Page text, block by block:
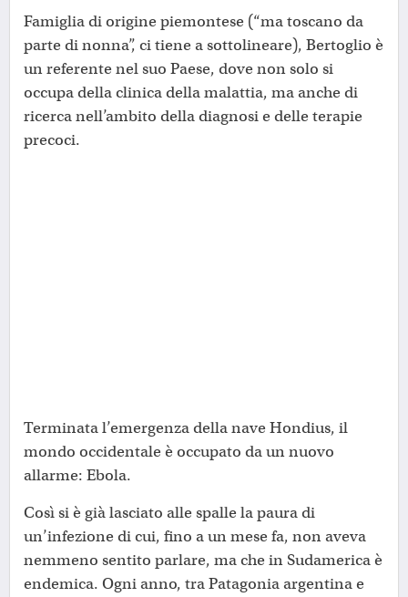
Famiglia di origine piemontese (“ma toscano da
parte di nonna”, ci tiene a sottolineare), Bertoglio è
un referente nel suo Paese, dove non solo si
occupa della clinica della malattia, ma anche di
ricerca nell’ambito della diagnosi e delle terapie
precoci.
Terminata l’emergenza della nave Hondius, il
mondo occidentale è occupato da un nuovo
allarme: Ebola.
Così si è già lasciato alle spalle la paura di
un’infezione di cui, fino a un mese fa, non aveva
nemmeno sentito parlare, ma che in Sudamerica è
endemica. Ogni anno, tra Patagonia argentina e